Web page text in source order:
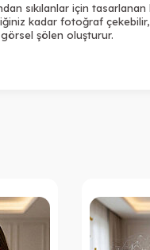
sıkılanlar için tasarlanan
kadar fotoğraf
şölen oluşturur.